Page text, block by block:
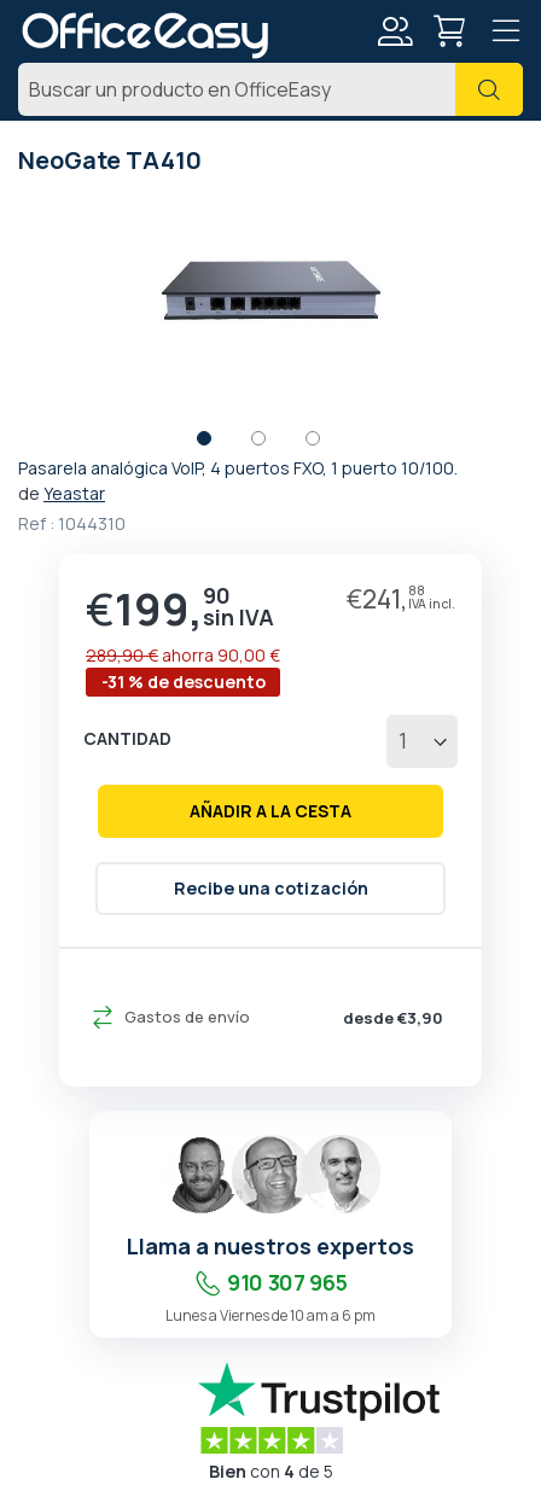
NeoGate TA410
Pasarela analógica VoIP, 4 puertos FXO, 1 puerto 10/100.
de Yeastar
Ref : 1044310
Precio
especial
€199, 90 €241, 88
-31 % de descuento
289,90 € ahorra 90,00 €
Gastos de envío desde €3,90
CANTIDAD
AÑADIR A LA CESTA
Recibe una cotización
Saltar
al
comienzo
imágenes
Llama a nuestros expertos
910 307 965
Lunes a Viernes de 10 am a 6 pm
Bien con 4 de 5